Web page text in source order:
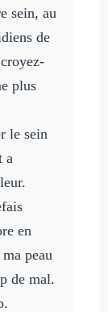
sein, au
de
plus
le sein
a
en
peau
de mal.